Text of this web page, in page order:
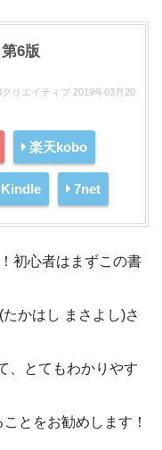
6版
リエイティブ 2019年03月20
楽天kobo
Kindle 7net
初心者はまずこの書
かはし まさよし)さ
、とてもわかりやす
とをお勧めします！